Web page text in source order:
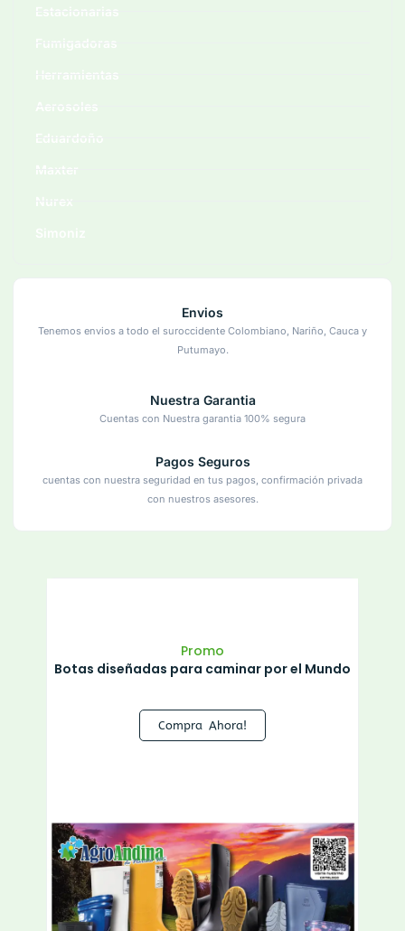
Envios
Tenemos envios a todo el suroccidente Colombiano, Nariño, Cauca y
Putumayo.
Nuestra Garantia
Cuentas con Nuestra garantia 100% segura
Pagos Seguros
cuentas con nuestra seguridad en tus pagos, confirmación privada
con nuestros asesores.
Promo
Botas diseñadas para caminar por el Mundo
Compra Ahora!